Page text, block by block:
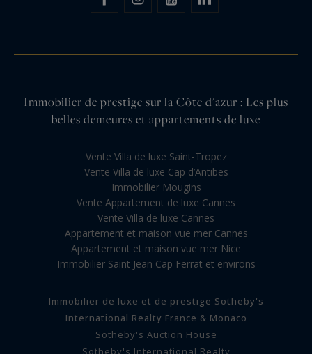
Immobilier de prestige sur la Côte d'azur : Les plus
belles demeures et appartements de luxe
Vente Villa de luxe Saint-Tropez
Vente Villa de luxe Cap d’Antibes
Immobilier Mougins
Vente Appartement de luxe Cannes
Vente Villa de luxe Cannes
Appartement et maison vue mer Cannes
Appartement et maison vue mer Nice
Immobilier Saint Jean Cap Ferrat et environs
Immobilier de luxe et de prestige Sotheby's
International Realty France & Monaco
Sotheby's Auction House
Sotheby's International Realty